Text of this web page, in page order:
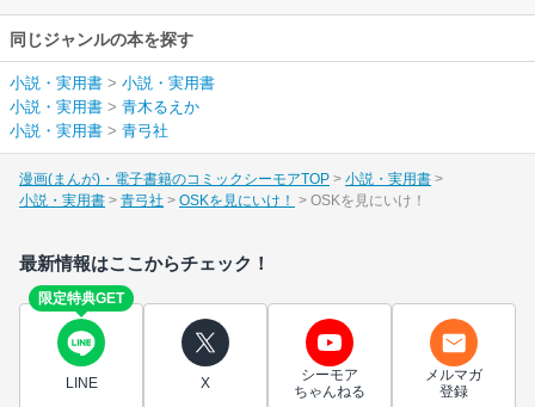
同じジャンルの本を探す
小説・実用書 > 小説・実用書
小説・実用書 > 青木るえか
小説・実用書 > 青弓社
漫画(まんが)・電子書籍のコミックシーモアTOP
小説・実用書
小説・実用書
青弓社 OSKを見にいけ！ OSKを見にいけ！
最新情報はここからチェック！
限定特典GET
LINE X
シーモア
ちゃんねる
メルマガ
登録